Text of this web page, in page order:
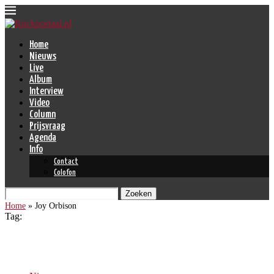
Home
Nieuws
Live
Album
Interview
Video
Column
Prijsvraag
Agenda
Info
Contact
Colofon
Zoeken
Home » Joy Orbison
Tag: